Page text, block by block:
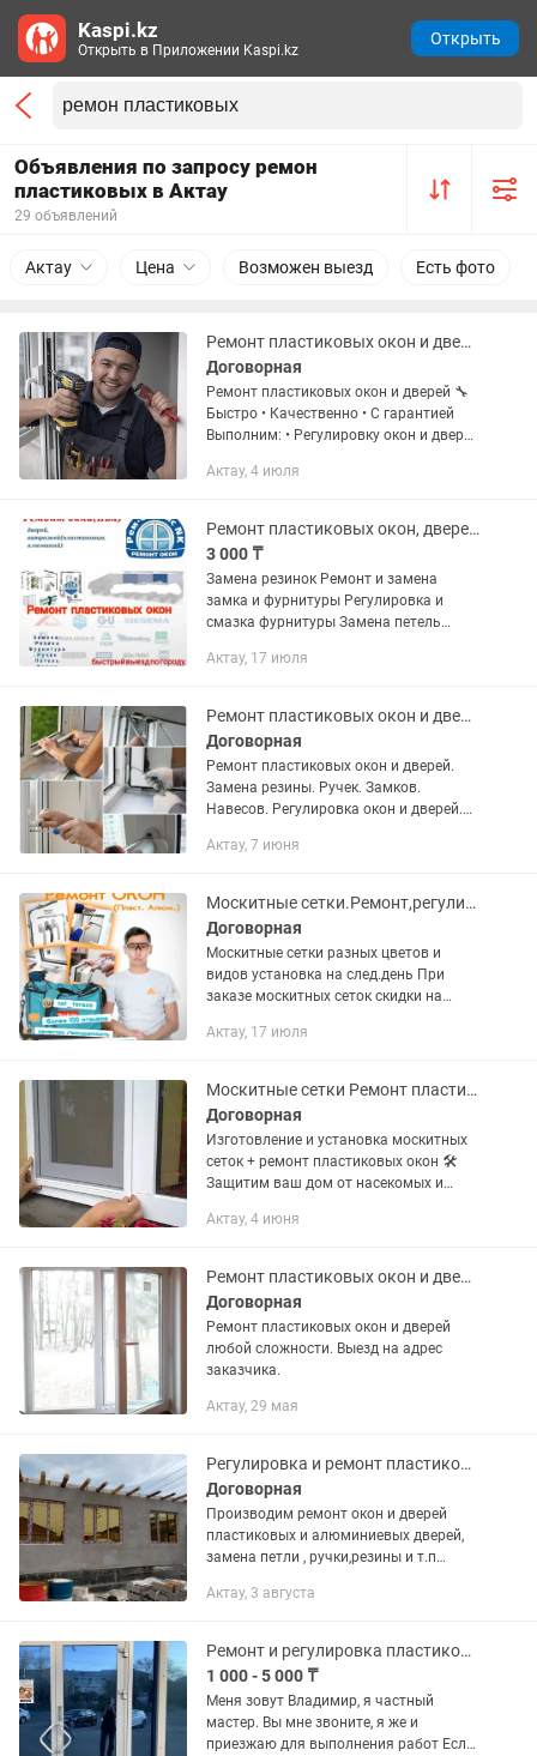
Объявления по запросу ремон
пластиковых в Актау
29 объявлений
Актау Цена Возможен выезд Есть фото
Ремонт пластиковых окон и дверей
Договорная
Ремонт пластиковых окон и дверей 🔧
Быстро • Качественно • С гарантией
Выполним: • Регулировку окон и дверей
замену фурнитуры • Устранение
Актау, 4 июля
Ремонт пластиковых окон, дверей и конструкций.
3 000 ₸
Замена резинок Ремонт и замена
замка и фурнитуры Регулировка и
смазка фурнитуры Замена петель
створок) Имеем большой опыт 20 лет
любое...
Актау, 17 июля
Ремонт пластиковых окон и дверей. Установка москитных сеток.
Договорная
Ремонт пластиковых окон и дверей.
Замена резины. Ручек. Замков.
Навесов. Регулировка окон и дверей.
Актау, 7 июня
Москитные сетки.Ремонт,регулировка пластиковых окон,дверей
Договорная
Москитные сетки разных цветов и
видов установка на след.день При
заказе москитных сеток скидки на
также: Замена резины в коробке,в...
Актау, 17 июля
Москитные сетки Ремонт пластиковых окон и дверей
Договорная
Изготовление и установка москитных
сеток + ремонт пластиковых окон 🛠️
Защитим ваш дом от насекомых и
сетки на заказ — любой размер 🔹
Актау, 4 июня
Ремонт пластиковых окон и дверей
Договорная
Ремонт пластиковых окон и дверей
любой сложности. Выезд на адрес
заказчика.
Актау, 29 мая
Регулировка и ремонт пластиковый окон и дверей
Договорная
Производим ремонт окон и дверей
пластиковых и алюминиевых дверей,
замена петли , ручки,резины и т.п
окна,двери
Актау, 3 августа
Ремонт и регулировка пластиковых окон и дверей Актау
1 000 - 5 000 ₸
Меня зовут Владимир, я частный
мастер. Вы мне звоните, я же и
приезжаю для выполнения работ Если
Kaspi.kz
Открыть в Приложении Kaspi.kz
Открыть